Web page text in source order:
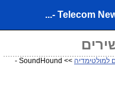
Telecom
למולטימדיה
>> SoundHound -